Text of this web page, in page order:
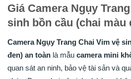
Giá Camera Ngụy
sinh bồn cầu (chai màu
Camera Ngụy Trang Chai Vim vệ
đen) an toàn là mẫu camera mini
quan sát an ninh, bảo vệ tài sản và